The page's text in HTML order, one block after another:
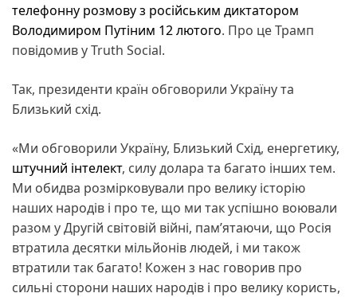
телефонну розмову з російським диктатором
Володимиром Путіним 12 лютого. Про це Трамп
повідомив у Truth Social.
Так, президенти країн обговорили Україну та
Близький схід.
«Ми обговорили Україну, Близький Схід, енергетику,
штучний інтелект, силу долара та багато інших тем.
Ми обидва розмірковували про велику історію
наших народів і про те, що ми так успішно воювали
разом у Другій світовій війні, пам’ятаючи, що Росія
втратила десятки мільйонів людей, і ми також
втратили так багато! Кожен з нас говорив про
сильні сторони наших народів і про велику користь,